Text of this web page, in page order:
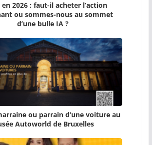
2026 : faut-il acheter l’action
ou sommes-nous au sommet
d’une bulle IA ?
ou parrain d’une voiture au
Autoworld de Bruxelles